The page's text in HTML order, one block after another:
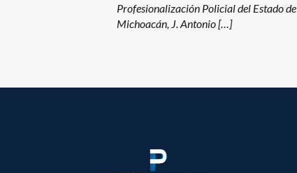
Profesionalización Policial del Estado de
Michoacán, J. Antonio […]